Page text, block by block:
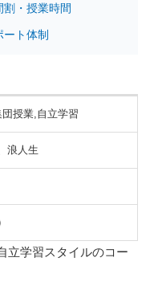
割・授業時間
ート体制
授業,自立学習
浪人生
立学習スタイルのコー